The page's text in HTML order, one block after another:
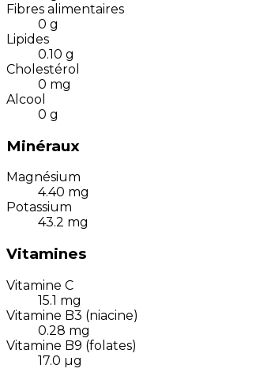
Fibres alimentaires
0 g
Lipides
0.10 g
Cholestérol
0 mg
Alcool
0 g
Minéraux
Magnésium
4.40 mg
Potassium
43.2 mg
Vitamines
Vitamine C
15.1 mg
Vitamine B3 (niacine)
0.28 mg
Vitamine B9 (folates)
17.0 µg